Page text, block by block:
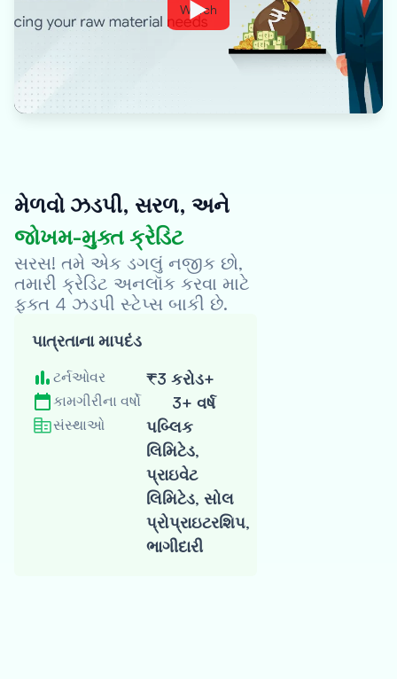
Watch
મેળવો ઝડપી, સરળ, અને
જોખમ-મુક્ત ક્રેડિટ
સરસ! તમે એક ડગલું નજીક છો,
તમારી ક્રેડિટ અનલૉક કરવા માટે
ફક્ત 4 ઝડપી સ્ટેપ્સ બાકી છે.
પાત્રતાના માપદંડ
ટર્નઓવર ₹3 કરોડ+
કામગીરીના વર્ષો 3+ વર્ષ
સંસ્થાઓ
પબ્લિક
લિમિટેડ,
પ્રાઇવેટ
લિમિટેડ, સોલ
પ્રોપ્રાઇટરશિપ,
ભાગીદારી